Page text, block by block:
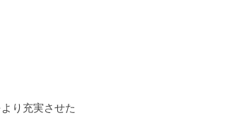
り充実させた